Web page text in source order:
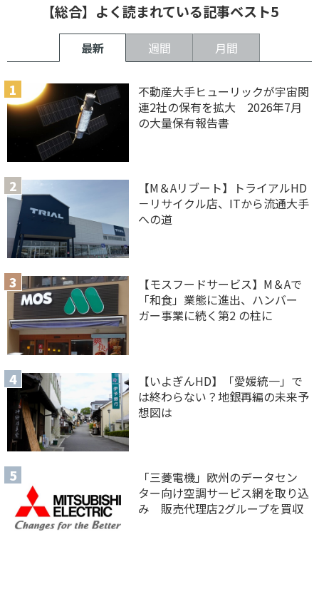
【総合】よく読まれている記事ベスト5
最新 週間 月間
不動産大手ヒューリックが宇宙関
連2社の保有を拡大 2026年7月
の大量保有報告書
【M＆Aリブート】トライアルHD
－リサイクル店、ITから流通大手
への道
【モスフードサービス】M＆Aで
「和食」業態に進出、ハンバー
ガー事業に続く第2 の柱に
【いよぎんHD】「愛媛統一」で
は終わらない？地銀再編の未来予
想図は
「三菱電機」欧州のデータセン
ター向け空調サービス網を取り込
み 販売代理店2グループを買収